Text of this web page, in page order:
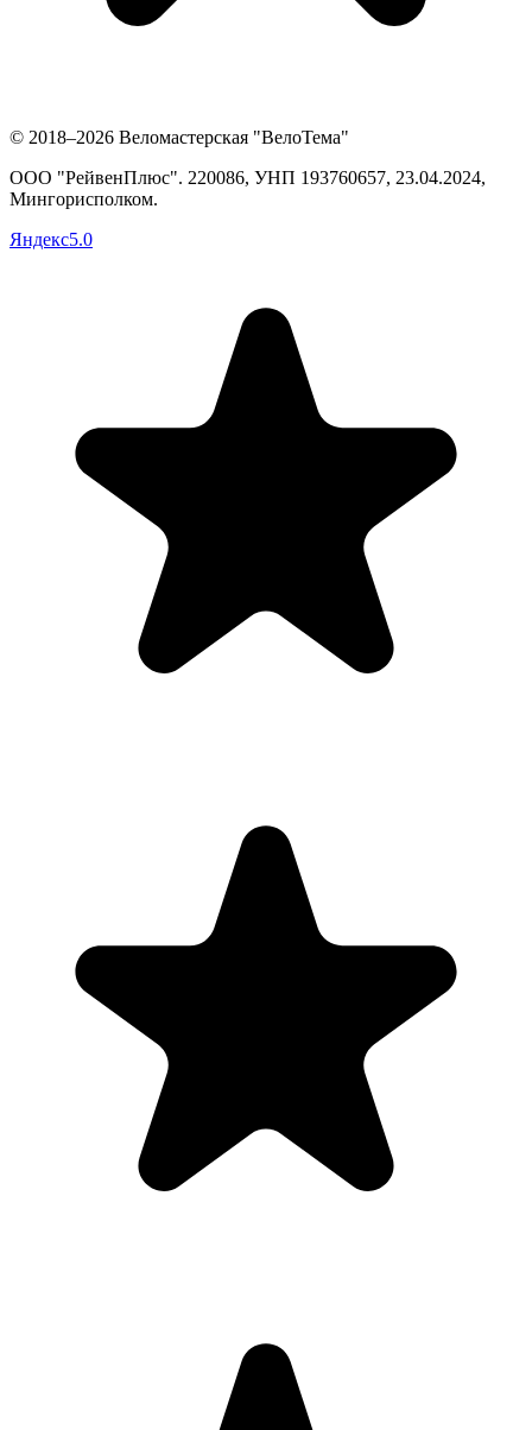
© 2018–2026 Веломастерская "ВелоТема"
ООО "РейвенПлюс". 220086, УНП 193760657, 23.04.2024,
Мингорисполком.
Яндекс5.0